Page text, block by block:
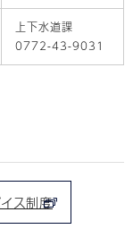
上下水道課
0772-43-9031
ス制度